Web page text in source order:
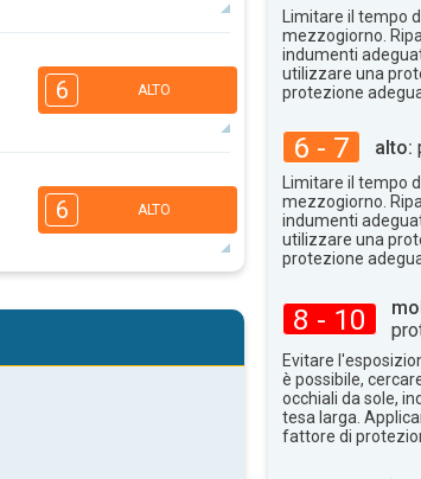
30°max
16:00
3
34°max
6 ALTO
16:00
3
2
36°
6 ALTO
3
2
Limitare il tempo
mezzogiorno.
indumenti
utilizzare una
protezione
6 - 7 alto:
Limitare il tempo
mezzogiorno.
indumenti
utilizzare una
protezione
8 - 10
Evitare
è possibile,
occhiali da sole,
tesa larga.
fattore di